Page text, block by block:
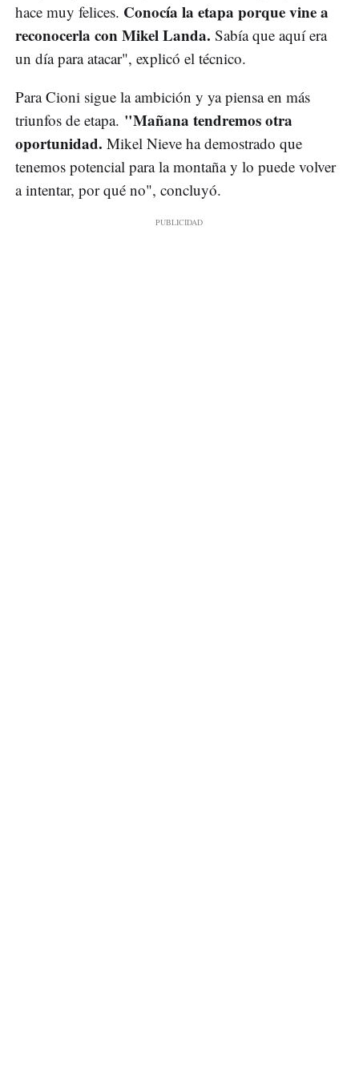
hace muy felices. Conocía la etapa porque vine a
reconocerla con Mikel Landa. Sabía que aquí era
un día para atacar", explicó el técnico.
Para Cioni sigue la ambición y ya piensa en más
triunfos de etapa. "Mañana tendremos otra
oportunidad. Mikel Nieve ha demostrado que
tenemos potencial para la montaña y lo puede volver
a intentar, por qué no", concluyó.